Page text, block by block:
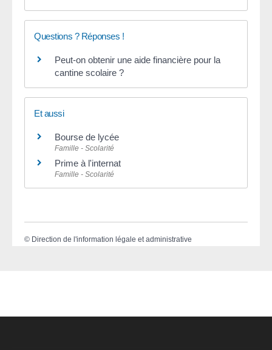
Questions ? Réponses !
Peut-on obtenir une aide financière pour la
cantine scolaire ?
Et aussi
Bourse de lycée
Famille - Scolarité
Prime à l'internat
Famille - Scolarité
© Direction de l'information légale et administrative